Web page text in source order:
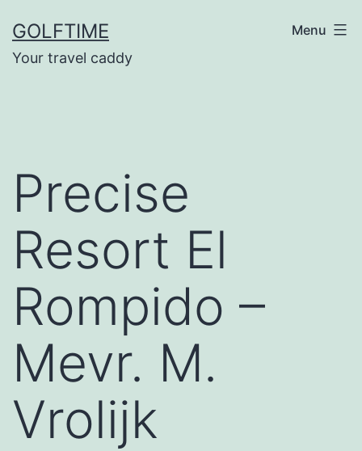
naar
de
GOLFTIME
Your travel caddy
Menu
Precise
Resort El
Rompido –
Mevr. M.
Vrolijk